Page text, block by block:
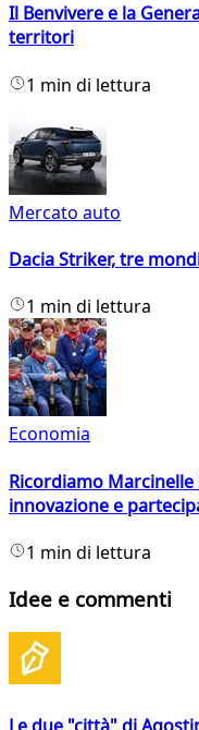
Il Benvivere e la
territori
1 min di lettura
Mercato auto
Dacia Striker, tre
1 min di lettura
Economia
Ricordiamo
innovazione e
1 min di lettura
Idee e commenti
Le due "città" di